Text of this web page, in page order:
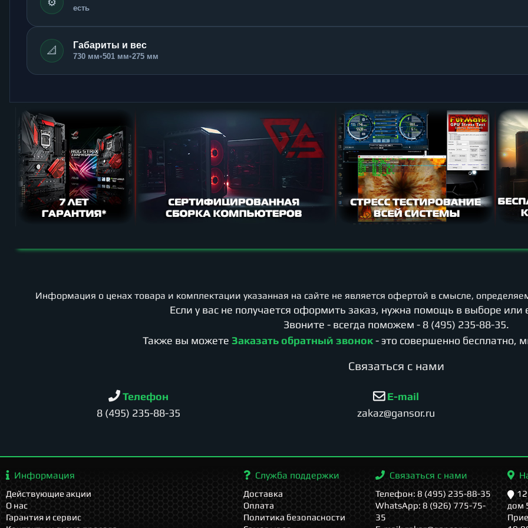
есть
📐 Габариты и вес
730 мм•501 мм•275 мм
Информация о ценах товара и комплектации указанная на сайте не является офертой в смысле,
Если у вас не получается оформить заказ, нужна помощь в выборе или
Звоните - всегда поможем - 8 (495) 235-88-35.
Также вы можете Заказать обратный звонок- это совершенно бесплатно,
Cвязаться с нами
Телефон
8 (495) 235-88-35
E-mail
zakaz@gansor.ru
Информация
Действующие акции
О нас
Гарантия и сервис
Служба поддержки
Доставка
Оплата
Политика безопасности
Связаться с нами
Телефон: 8 (495) 235-88-35
WhatsApp: 8 (926) 775-75-
35
дом